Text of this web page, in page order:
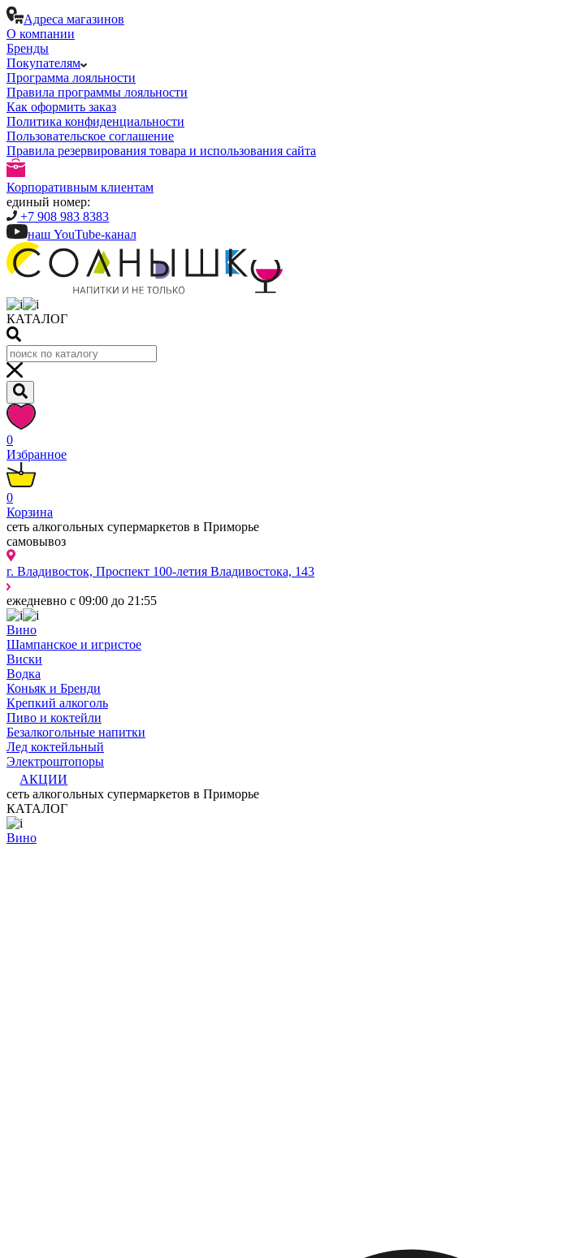
Адреса магазинов
О компании
Бренды
Покупателям
Программа лояльности
Правила программы лояльности
Как оформить заказ
Политика конфиденциальности
Пользовательское соглашение
Правила резервирования товара и использования сайта
Корпоративным клиентам
единый номер:
+7 908 983 8383
наш YouTube-канал
КАТАЛОГ
0
Избранное
0
Корзина
сеть алкогольных супермаркетов в Приморье
самовывоз
г. Владивосток, Проспект 100-летия Владивостока, 143
ежедневно с 09:00 до 21:55
Вино
Шампанское и игристое
Виски
Водка
Коньяк и Бренди
Крепкий алкоголь
Пиво и коктейли
Безалкогольные напитки
Лед коктейльный
Электроштопоры
АКЦИИ
сеть алкогольных супермаркетов в Приморье
КАТАЛОГ
Вино